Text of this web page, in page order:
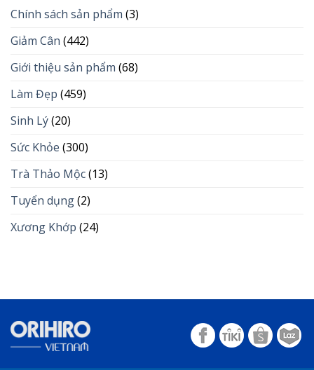
Chính sách sản phẩm (3)
Giảm Cân (442)
Giới thiệu sản phẩm (68)
Làm Đẹp (459)
Sinh Lý(20)
Sức Khỏe (300)
Trà Thảo Mộc(13)
Tuyển dụng(2)
Xương Khớp (24)